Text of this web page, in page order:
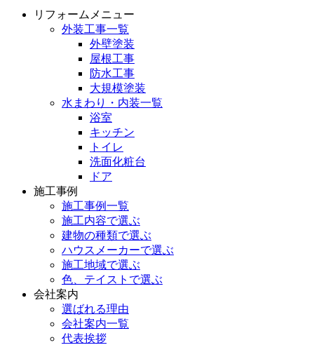
リフォームメニュー
外装工事一覧
外壁塗装
屋根工事
防水工事
大規模塗装
水まわり・内装一覧
浴室
キッチン
トイレ
洗面化粧台
ドア
施工事例
施工事例一覧
施工内容で選ぶ
建物の種類で選ぶ
ハウスメーカーで選ぶ
施工地域で選ぶ
色、テイストで選ぶ
会社案内
選ばれる理由
会社案内一覧
代表挨拶